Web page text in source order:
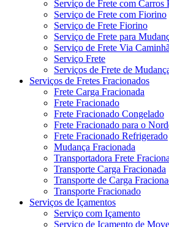
Serviço de Frete com Carros
Serviço de Frete com Fiorino
Serviço de Frete Fiorino
Serviço de Frete para
Serviço de Frete Via
Serviço Frete
Serviços de Frete de
Serviços de Fretes Fracionados
Frete Carga Fracionada
Frete Fracionado
Frete Fracionado Congelado
Frete Fracionado para o
Frete Fracionado Refrigerado
Mudança Fracionada
Transportadora Frete
Transporte Carga Fracionada
Transporte de Carga
Transporte Fracionado
Serviços de Içamentos
Serviço com Içamento
Serviço de Içamento de